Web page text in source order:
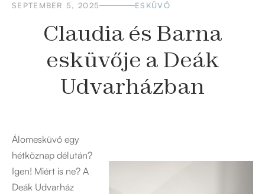
SEPTEMBER 5, 2025 ESKÜVŐ
Claudia és Barna
esküvője a Deák
Udvarházban
‍Álomesküvő egy
hétköznap délután?
Igen! Miért is ne? A
Deák Udvarház